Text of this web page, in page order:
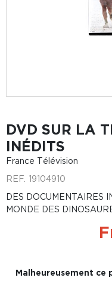
DVD SUR LA
INÉDITS
France Télévision
REF. 19104910
DES DOCUMENTAIRES
MONDE DES
Malheureusement ce